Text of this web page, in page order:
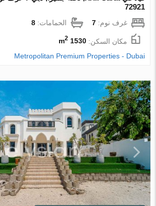
72921
غرف نوم:7 الحمامات:8
مكان السكن:1530 m
2
Metropolitan Premium Properties - Dubai